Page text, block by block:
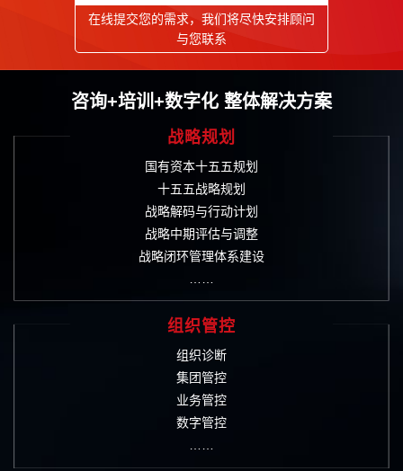
在线提交您的需求，我们将尽快安排顾问
与您联系
咨询+培训+数字化 整体解决方案
战略规划
国有资本十五五规划
十五五战略规划
战略解码与行动计划
战略中期评估与调整
战略闭环管理体系建设
组织管控
组织诊断
集团管控
业务管控
数字管控